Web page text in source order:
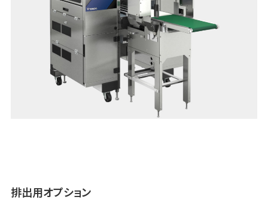
排出用オプション